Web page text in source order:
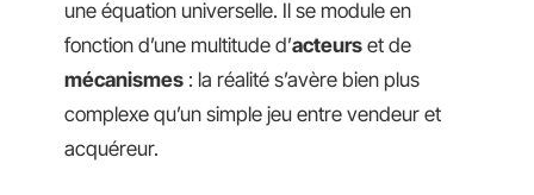
une équation universelle. Il se module en
fonction d’une multitude d’acteurs et de
mécanismes : la réalité s’avère bien plus
complexe qu’un simple jeu entre vendeur et
acquéreur.